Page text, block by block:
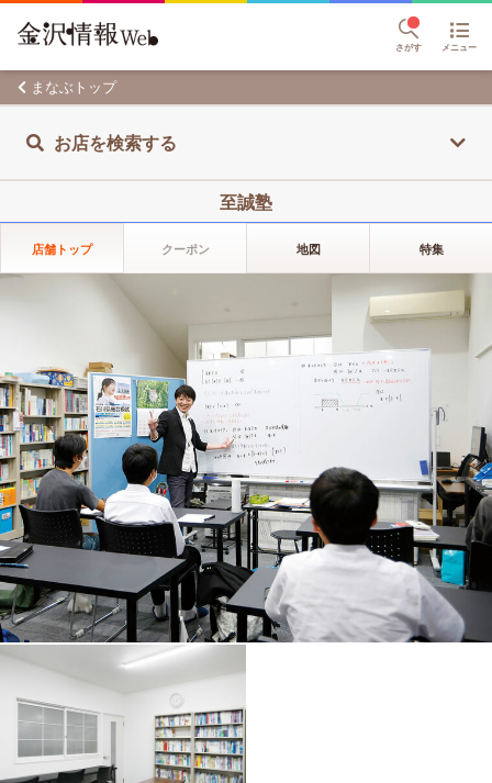
さがす メニュー
まなぶトップ
お店を検索する
至誠塾
店舗トップ クーポン 地図 特集